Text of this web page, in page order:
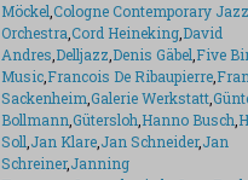
Möckel Cologne Contemporary Jazz
Orchestra Cord Heineking, David
Andres Delljazz Denis Gäbel Five
Music, Francois De Ribaupierre,
Sackenheim Galerie Werkstatt,
Bollmann Gütersloh Hanno Busch
Soll Jan Klare, Jan Schneider,Jan
Schreiner,Janning